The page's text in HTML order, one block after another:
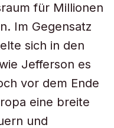
für Millionen
Im Gegensatz
sich in den
Jefferson es
vor dem Ende
eine breite
und